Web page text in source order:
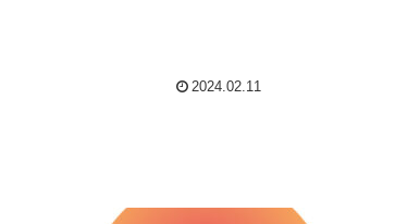
2024.02.11